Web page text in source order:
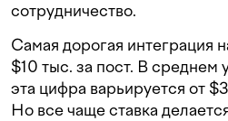
сотрудничество.
Самая дорогая интеграция
$10 тыс. за пост. В среднем
эта цифра варьируется от
Но все чаще ставка